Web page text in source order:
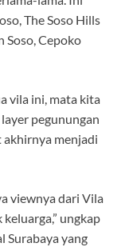
The Soso Hills
Soso, Cepoko
vila ini, mata kita
pegunungan
akhirnya menjadi
viewnya dari Vila
ungkap
Surabaya yang